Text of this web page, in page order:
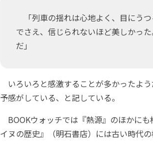
「列車の揺れは心地よく、目にう
でさえ、信じられないほど美しかっ
だ」
いろいろと感激することが多かったよ
予感がしている、と記している。
BOOKウォッチでは『熱源』のほかに
イヌの歴史』（明石書店）には古い時代